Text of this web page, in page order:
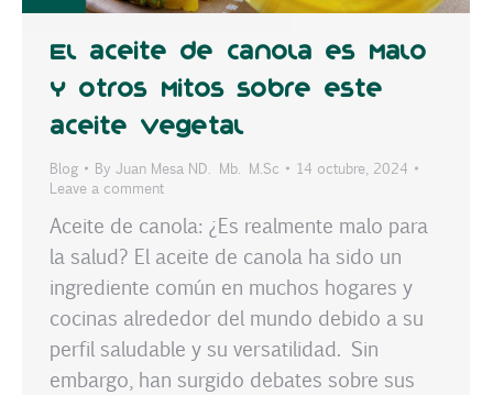
El aceite de canola es malo
y otros mitos sobre este
aceite vegetal
Blog By Juan Mesa ND. Mb. M.Sc
14 octubre, 2024
Leave a comment
Aceite de canola: ¿Es realmente malo para
la salud? El aceite de canola ha sido un
ingrediente común en muchos hogares y
cocinas alrededor del mundo debido a su
perfil saludable y su versatilidad. Sin
embargo, han surgido debates sobre sus